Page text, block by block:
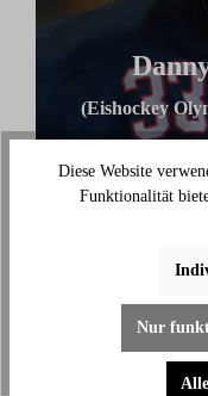
(Eishockey
"Ich benutze
außerhalb des
Diese Website
Funktionalität
Nur